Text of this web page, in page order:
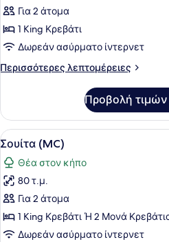
για
Deluxe
Σουίτα
Για 2 άτομα
1 King Κρεβάτι
Δωρεάν ασύρματο ίντερνετ
Περισσότερες λεπτομέρειες
Περισσότερες
Σουίτα
(Garden)
Προβολή τιμών
Προβολή
όλων
των
φωτογραφιών
για
Σουίτα
(MC)
5
Σουίτα (MC)
Θέα στον κήπο
80 τ.μ.
Για 2 άτομα
1 King Κρεβάτι Ή 2 Μονά
Δωρεάν ασύρματο ίντερνετ